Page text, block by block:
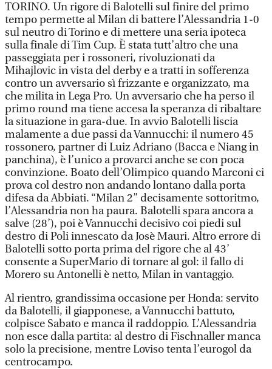
TORINO. Un rigore di Balotelli sul finire del primo
tempo permette al Milan di battere l’Alessandria 1-0
sul neutro di Torino e di mettere una seria ipoteca
sulla finale di Tim Cup. È stata tutt’altro che una
passeggiata per i rossoneri, rivoluzionati da
Mihajlovic in vista del derby e a tratti in sofferenza
contro un avversario sì frizzante e organizzato, ma
che milita in Lega Pro. Un avversario che ha perso il
primo round ma tiene accesa la speranza di ribaltare
la situazione in gara-due. In avvio Balotelli liscia
malamente a due passi da Vannucchi: il numero 45
rossonero, partner di Luiz Adriano (Bacca e Niang in
panchina), è l’unico a provarci anche se con poca
convinzione. Boato dell’Olimpico quando Marconi ci
prova col destro non andando lontano dalla porta
difesa da Abbiati. “Milan 2” decisamente sottoritmo,
l’Alessandria non ha paura. Balotelli spara ancora a
salve (28’), poi è Vannucchi decisivo coi piedi sul
destro di Poli innescato da Josè Mauri. Altro errore di
Balotelli sotto porta prima del rigore che al 43’
consente a SuperMario di tornare al gol: il fallo di
Morero su Antonelli è netto, Milan in vantaggio.
Al rientro, grandissima occasione per Honda: servito
da Balotelli, il giapponese, a Vannucchi battuto,
colpisce Sabato e manca il raddoppio. L’Alessandria
non esce dalla partita: al destro di Fischnaller manca
solo la precisione, mentre Loviso tenta l’eurogol da
centrocampo.